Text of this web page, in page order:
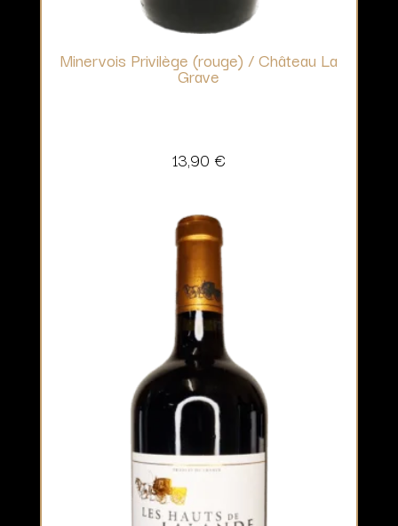
Minervois Privilège (rouge) / Château La
Grave
13,90 €